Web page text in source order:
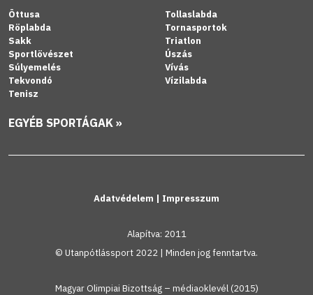
Öttusa
Röplabda
Sakk
Sportlövészet
Súlyemelés
Tekvondó
Tenisz
Tollaslabda
Tornasportok
Triatlon
Úszás
Vívás
Vízilabda
EGYÉB SPORTÁGAK »
Adatvédelem Impresszum
Alapítva: 2011
© Utanpótlássport 2022 | Minden jog fenntartva.
Magyar Olimpiai Bizottság – médiaoklevél (2015)